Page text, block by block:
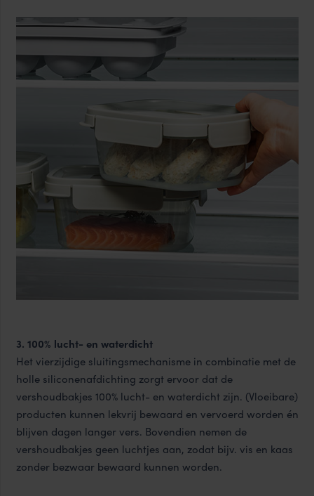
3. 100% lucht- en waterdicht
Het vierzijdige sluitingsmechanisme in combinatie met de
holle siliconenafdichting zorgt ervoor dat de
vershoudbakjes 100% lucht- en waterdicht zijn. (Vloeibare)
producten kunnen lekvrij bewaard en vervoerd worden én
blijven dagen langer vers. Bovendien nemen de
vershoudbakjes geen luchtjes aan, zodat bijv. vis en kaas
zonder bezwaar bewaard kunnen worden.